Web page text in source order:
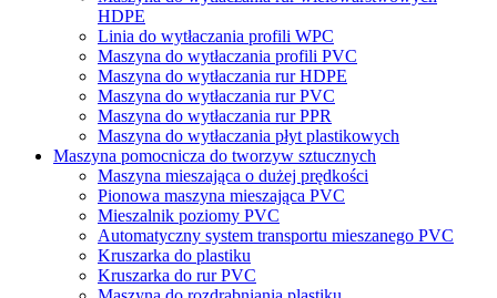
HDPE
Linia do wytłaczania profili WPC
Maszyna do wytłaczania profili PVC
Maszyna do wytłaczania rur HDPE
Maszyna do wytłaczania rur PVC
Maszyna do wytłaczania rur PPR
Maszyna do wytłaczania płyt plastikowych
Maszyna pomocnicza do tworzyw sztucznych
Maszyna mieszająca o dużej prędkości
Pionowa maszyna mieszająca PVC
Mieszalnik poziomy PVC
Automatyczny system transportu mieszanego PVC
Kruszarka do plastiku
Kruszarka do rur PVC